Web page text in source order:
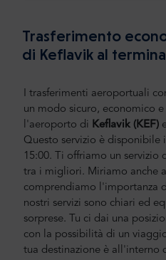
Trasferimento
di Keflavik al
I trasferimenti aeroportuali
un modo sicuro, economico
l'aeroporto di Keflavik (KEF)
Questo servizio è disponibile
15:00. Ti offriamo un
tra i migliori. Miriamo anche
comprendiamo l'importanza
nostri servizi sono chiari ed
sorprese. Tu ci dai una
con la possibilità di un
tua destinazione è all'interno